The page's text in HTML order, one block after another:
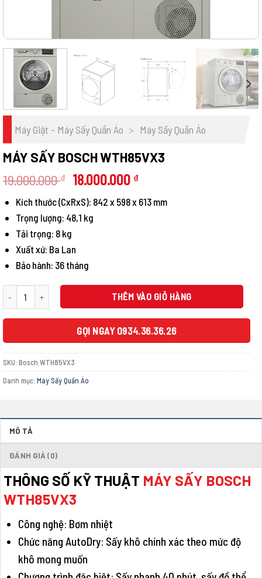
Máy Giặt - Máy Sấy Quần Áo > Máy Sấy Quần Áo
MÁY SẤY BOSCH WTH85VX3
19.000.000₫
Giá
là:
19.000.000 ₫.
18.000.000 ₫Giá
tại
Kích thước (CxRxS): 842 x 598 x 613 mm
Trọng lượng: 48,1 kg
Tải trọng: 8 kg
Xuất xứ: Ba Lan
Bảo hành: 36 tháng
Máy sấy Bosch WTH85VX3 số lượngTHÊM VÀO GIỎ HÀNG
GỌI NGAY 0934.36.36.26
SKU: Bosch.WTH85VX3
Danh mục: Máy Sấy Quần Áo
MÔ TẢ
ĐÁNH GIÁ (0)
THÔNG SỐ KỸ THUẬT MÁY SẤY BOSCH
WTH85VX3
Công nghệ: Bơm nhiệt
Chức năng AutoDry: Sấy khô chính xác theo mức độ
khô mong muốn